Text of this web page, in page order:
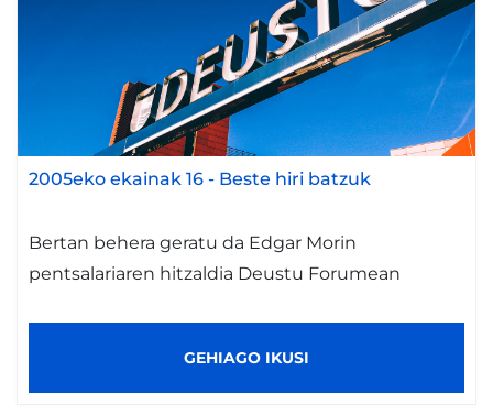
2005eko ekainak 16 - Beste hiri batzuk
Bertan behera geratu da Edgar Morin
pentsalariaren hitzaldia Deustu Forumean
GEHIAGO IKUSI